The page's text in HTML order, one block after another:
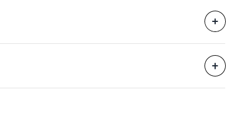
300 unités